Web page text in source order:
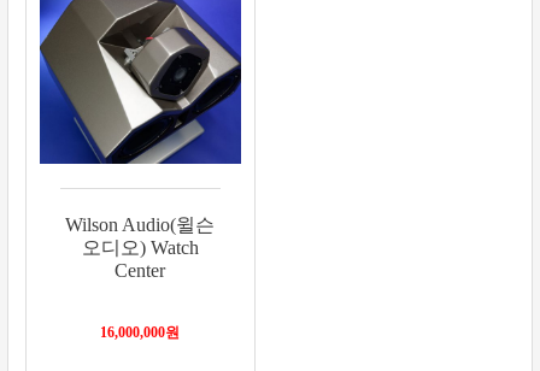
Wilson Audio(윌슨
오디오) Watch
Center
16,000,000원